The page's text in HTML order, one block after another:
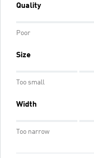
Quality
Poor
Size
Too small
Width
Too narrow